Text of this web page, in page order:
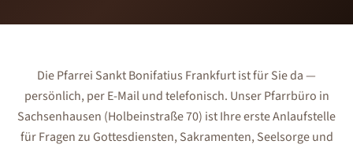
Die Pfarrei Sankt Bonifatius Frankfurt ist für Sie da —
persönlich, per E-Mail und telefonisch. Unser Pfarrbüro in
Sachsenhausen (Holbeinstraße 70) ist Ihre erste Anlaufstelle
für Fragen zu Gottesdiensten, Sakramenten, Seelsorge und